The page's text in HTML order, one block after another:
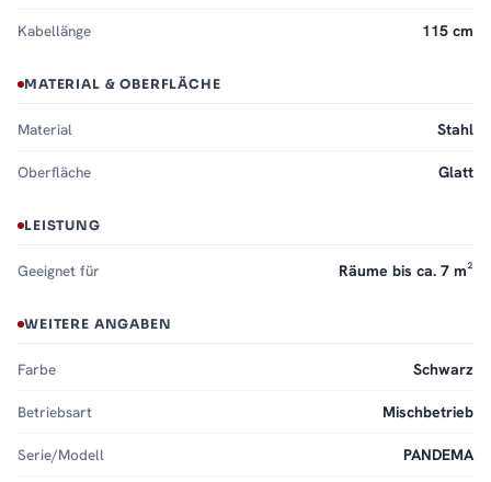
Kabellänge 115 cm
MATERIAL & OBERFLÄCHE
Material Stahl
Oberfläche Glatt
LEISTUNG
Geeignet für Räume bis ca. 7 m²
WEITERE ANGABEN
Farbe Schwarz
Betriebsart Mischbetrieb
Serie/Modell PANDEMA